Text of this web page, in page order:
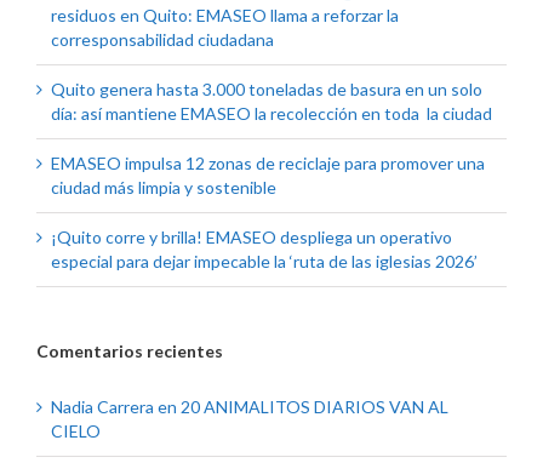
residuos en Quito: EMASEO llama a reforzar la
corresponsabilidad ciudadana
Quito genera hasta 3.000 toneladas de basura en un solo
día: así mantiene EMASEO la recolección en toda la ciudad
EMASEO impulsa 12 zonas de reciclaje para promover una
ciudad más limpia y sostenible
¡Quito corre y brilla! EMASEO despliega un operativo
especial para dejar impecable la ‘ruta de las iglesias 2026’
Comentarios recientes
Nadia Carrera en 20 ANIMALITOS DIARIOS VAN AL
CIELO